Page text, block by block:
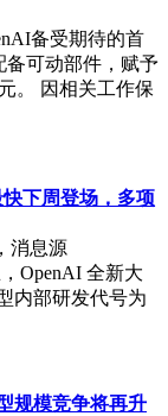
理理念的认可。
动支付普及等领
参考。随着组织各
合作和能力建设
体作出积极贡
备受期待的首
备可动部件，赋予
。 因相关工作保
下周登场，多项
消息源
OpenAI 全新大
内部研发代号为
规模竞争将再升